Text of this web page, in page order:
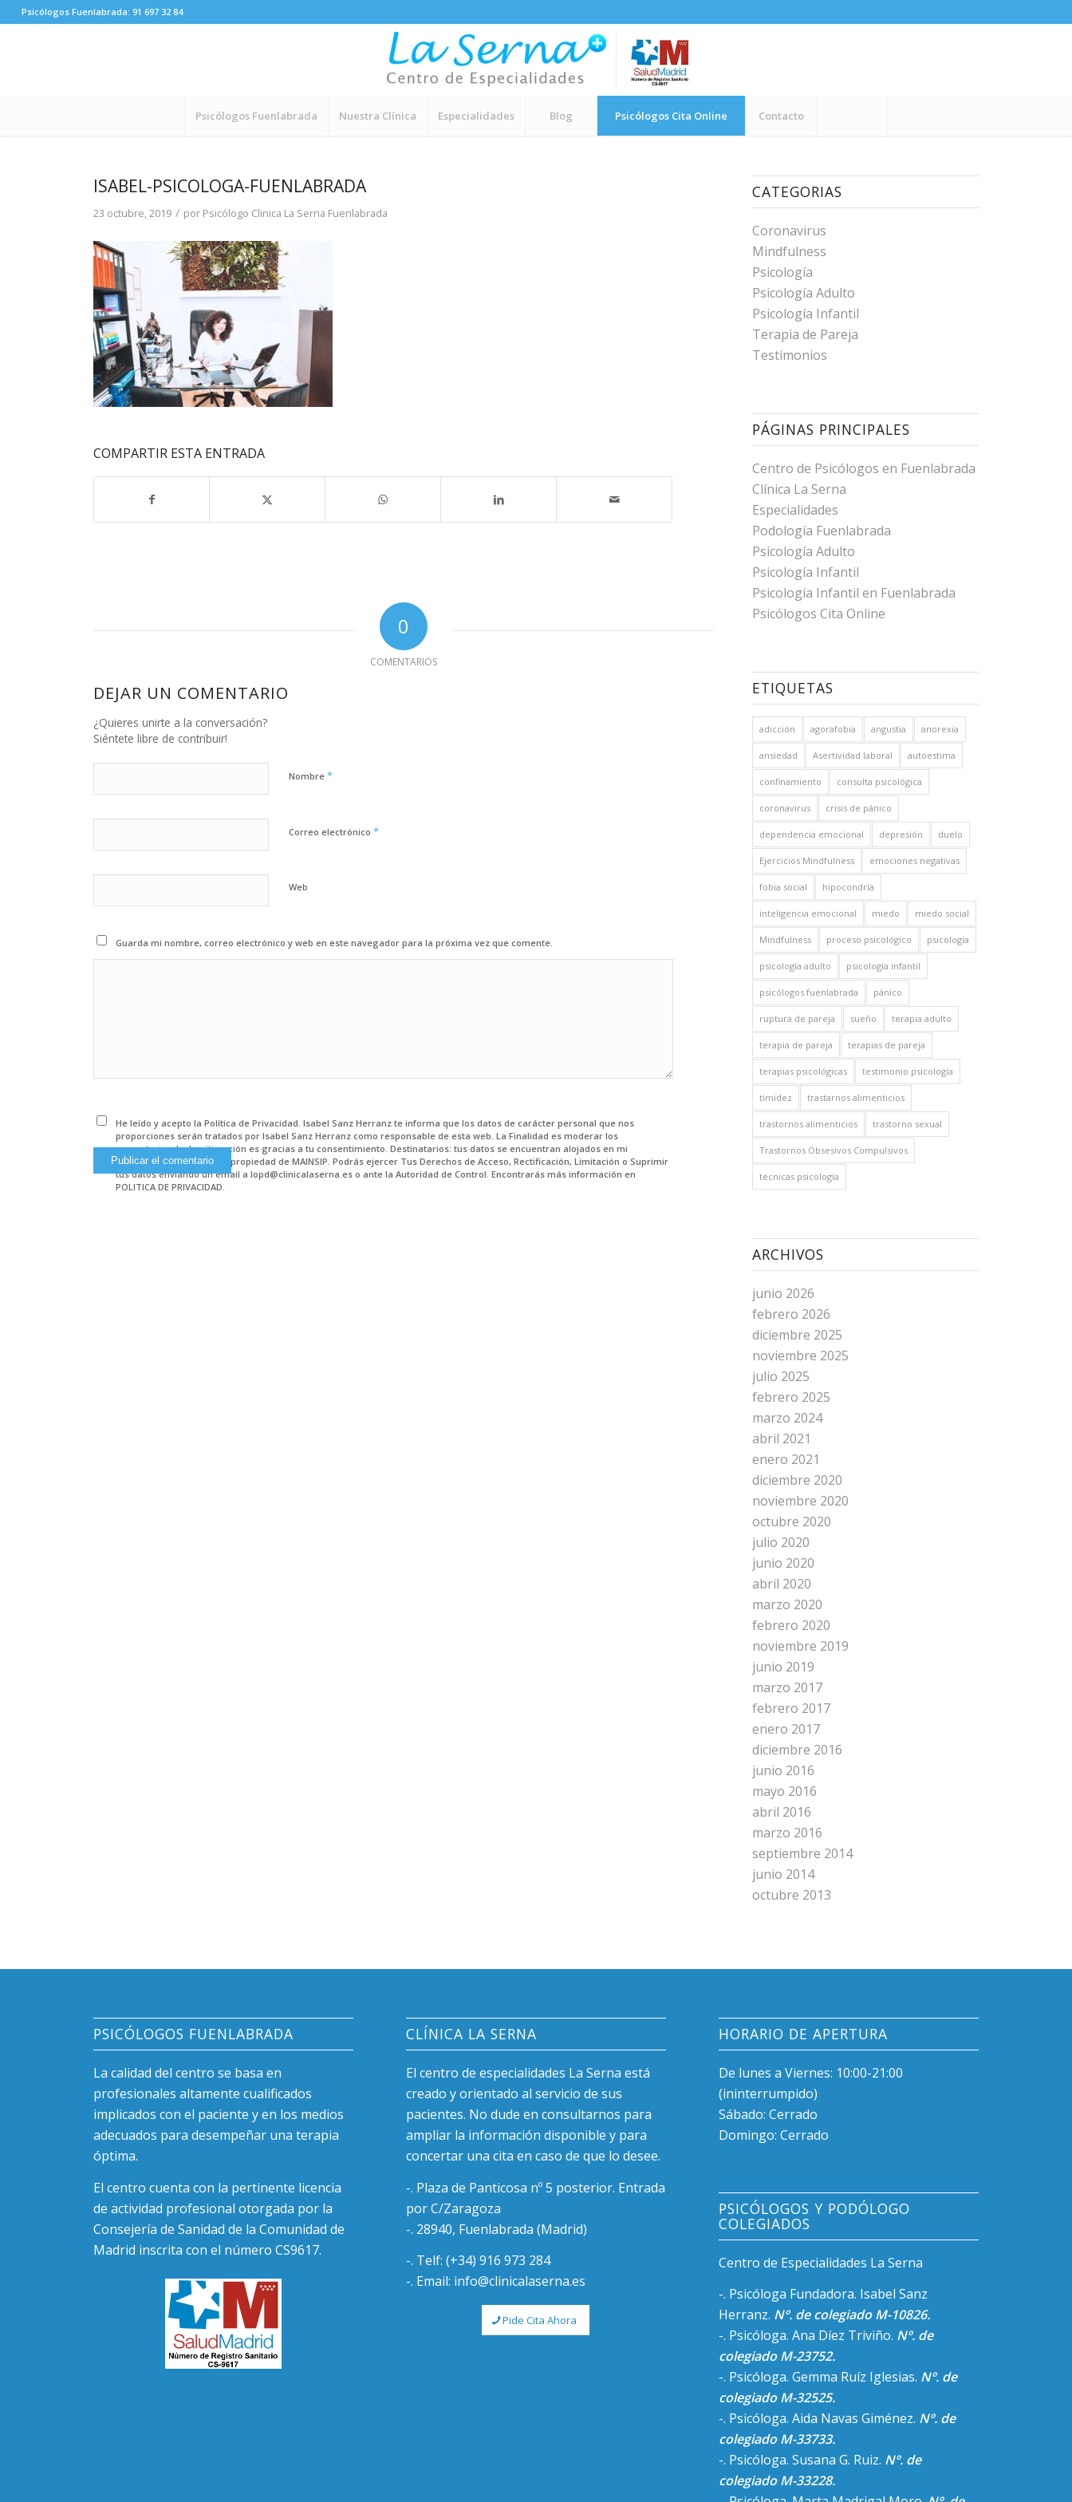
Psicólogos Fuenlabrada: 91 697 32 84
Psicólogos Fuenlabrada Nuestra Clínica Especialidades Blog Psicólogos Cita Online Contacto
ISABEL-PSICOLOGA-FUENLABRADA
23 octubre, 2019 / por Psicólogo Clinica La Serna Fuenlabrada
COMPARTIR ESTA ENTRADA
0
COMENTARIOS
DEJAR UN COMENTARIO
¿Quieres unirte a la conversación?
Siéntete libre de contribuir!
Nombre*
Correo electrónico*
Web
Guarda mi nombre, correo electrónico y web en este navegador para la próxima vez que comente.
He leído y acepto la Política de Privacidad. Isabel Sanz Herranz te informa que los datos de carácter personal que nos
proporciones serán tratados por Isabel Sanz Herranz como responsable de esta web. La Finalidad es moderar los
comentarios. La Legitimación es gracias a tu consentimiento. Destinatarios: tus datos se encuentran alojados en mi
plataforma de hosting en propiedad de MAINSIP. Podrás ejercer Tus Derechos de Acceso, Rectificación, Limitación o Suprimir
tus datos enviando un email a lopd@clinicalaserna.es o ante la Autoridad de Control. Encontrarás más información en
POLITICA DE PRIVACIDAD.
CATEGORIAS
Coronavirus
Mindfulness
Psicología
Psicología Adulto
Psicología Infantil
Terapia de Pareja
Testimonios
PÁGINAS PRINCIPALES
Centro de Psicólogos en Fuenlabrada
Clínica La Serna
Especialidades
Podología Fuenlabrada
Psicología Adulto
Psicología Infantil
Psicología Infantil en Fuenlabrada
Psicólogos Cita Online
ETIQUETAS
adicción agorafobia angustia anorexia
ansiedad Asertividad laboral autoestima
confinamiento consulta psicológica
coronavirus crisis de pánico
dependencia emocional depresión duelo
Ejercicios Mindfulness emociones negativas
fobia social hipocondría
inteligencia emocional miedo miedo social
Mindfulness proceso psicológico psicología
psicología adulto psicología infantil
psicólogos fuenlabrada pánico
ruptura de pareja sueño terapia adulto
terapia de pareja terapias de pareja
terapias psicológicas testimonio psicología
timidez trastarnos alimenticios
trastornos alimenticios trastorno sexual
Trastornos Obsesivos Compulsivos
técnicas psicología
ARCHIVOS
junio 2026
febrero 2026
diciembre 2025
noviembre 2025
julio 2025
febrero 2025
marzo 2024
abril 2021
enero 2021
diciembre 2020
noviembre 2020
octubre 2020
julio 2020
junio 2020
abril 2020
marzo 2020
febrero 2020
noviembre 2019
junio 2019
marzo 2017
febrero 2017
enero 2017
diciembre 2016
junio 2016
mayo 2016
abril 2016
marzo 2016
septiembre 2014
junio 2014
octubre 2013
PSICÓLOGOS FUENLABRADA
La calidad del centro se basa en
profesionales altamente cualificados
implicados con el paciente y en los medios
adecuados para desempeñar una terapia
óptima.
El centro cuenta con la pertinente licencia
de actividad profesional otorgada por la
Consejería de Sanidad de la Comunidad de
Madrid inscrita con el número CS9617.
CLÍNICA LA SERNA
El centro de especialidades La Serna está
creado y orientado al servicio de sus
pacientes. No dude en consultarnos para
ampliar la información disponible y para
concertar una cita en caso de que lo desee.
-. Plaza de Panticosa nº 5 posterior. Entrada
por C/Zaragoza
-. 28940, Fuenlabrada (Madrid)
-. Telf: (+34) 916 973 284
-. Email: info@clinicalaserna.es
Pide Cita Ahora
HORARIO DE APERTURA
De lunes a Viernes: 10:00-21:00
(ininterrumpido)
Sábado: Cerrado
Domingo: Cerrado
PSICÓLOGOS Y PODÓLOGO
COLEGIADOS
Centro de Especialidades La Serna
-. Psicóloga Fundadora. Isabel Sanz
Herranz. Nº. de colegiado M-10826.
-. Psicóloga. Ana Díez Triviño. Nº. de
colegiado M-23752.
-. Psicóloga. Gemma Ruíz Iglesias. Nº. de
colegiado M-32525.
-. Psicóloga. Aida Navas Giménez. Nº. de
colegiado M-33733.
-. Psicóloga. Susana G. Ruiz. Nº. de
colegiado M-33228.